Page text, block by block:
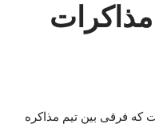
که فرقی بین تیم مذاکره